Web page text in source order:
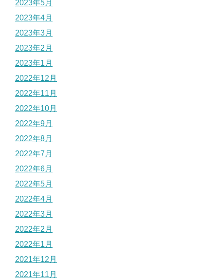
2023年5月
2023年4月
2023年3月
2023年2月
2023年1月
2022年12月
2022年11月
2022年10月
2022年9月
2022年8月
2022年7月
2022年6月
2022年5月
2022年4月
2022年3月
2022年2月
2022年1月
2021年12月
2021年11月